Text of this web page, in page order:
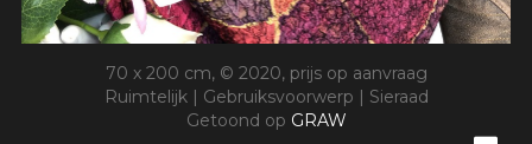
70 x 200 cm, © 2020, prijs op aanvraag
Ruimtelijk | Gebruiksvoorwerp | Sieraad
Getoond op GRAW